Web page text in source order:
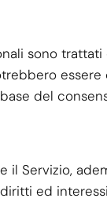
sono
essere
del
il Servizio,
ed